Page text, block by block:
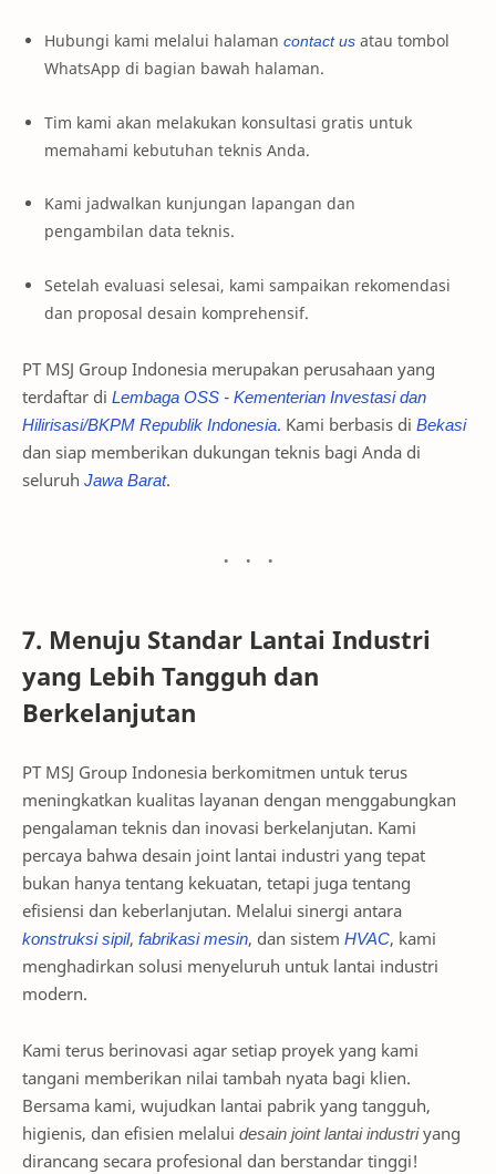
Hubungi kami melalui halaman contact us atau tombol
WhatsApp di bagian bawah halaman.
Tim kami akan melakukan konsultasi gratis untuk
memahami kebutuhan teknis Anda.
Kami jadwalkan kunjungan lapangan dan
pengambilan data teknis.
Setelah evaluasi selesai, kami sampaikan rekomendasi
dan proposal desain komprehensif.
PT MSJ Group Indonesia merupakan perusahaan yang
terdaftar di Lembaga OSS - Kementerian Investasi dan
Hilirisasi/BKPM Republik Indonesia. Kami berbasis di Bekasi
dan siap memberikan dukungan teknis bagi Anda di
seluruh Jawa Barat.
7. Menuju Standar Lantai Industri
yang Lebih Tangguh dan
Berkelanjutan
PT MSJ Group Indonesia berkomitmen untuk terus
meningkatkan kualitas layanan dengan menggabungkan
pengalaman teknis dan inovasi berkelanjutan. Kami
percaya bahwa desain joint lantai industri yang tepat
bukan hanya tentang kekuatan, tetapi juga tentang
efisiensi dan keberlanjutan. Melalui sinergi antara
konstruksi sipil, fabrikasi mesin, dan sistem HVAC, kami
menghadirkan solusi menyeluruh untuk lantai industri
modern.
Kami terus berinovasi agar setiap proyek yang kami
tangani memberikan nilai tambah nyata bagi klien.
Bersama kami, wujudkan lantai pabrik yang tangguh,
higienis, dan efisien melalui desain joint lantai industriyang
dirancang secara profesional dan berstandar tinggi!